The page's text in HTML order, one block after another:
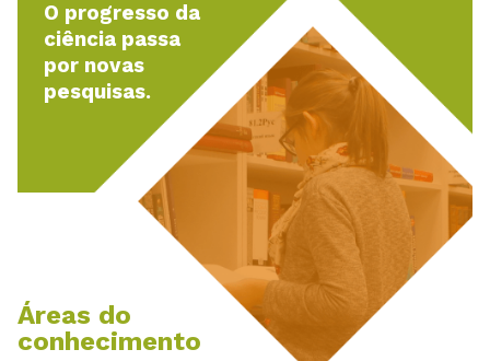
O progresso da
ciência passa
por novas
pesquisas.
Áreas do
conhecimento